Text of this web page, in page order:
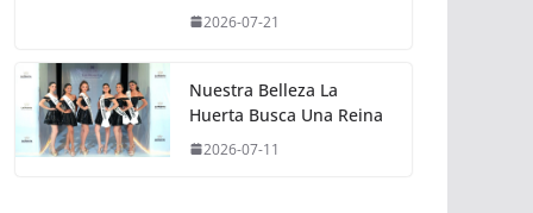
2026-07-21
Nuestra Belleza La
Huerta Busca Una Reina
2026-07-11